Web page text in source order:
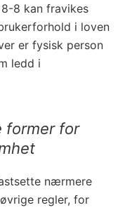
8 kan fra­vikes
i loven
er fysisk person
ledd i
former for
nærmere
regler, for